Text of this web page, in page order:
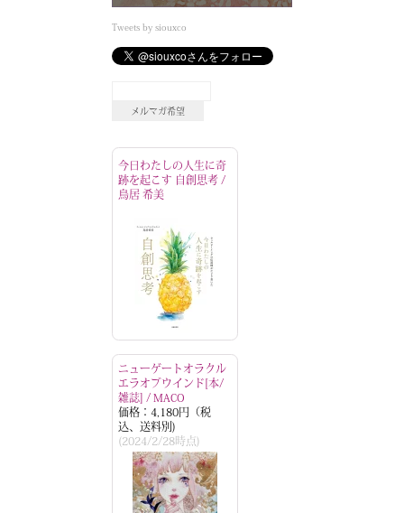
Tweets by siouxco
今日わたしの人生に奇
跡を起こす 自創思考 /
鳥居 希美
ニューゲートオラクル
エラオブウインド[本/
雑誌] / MACO
価格：4,180円（税
込、送料別)
(2024/2/28時点)